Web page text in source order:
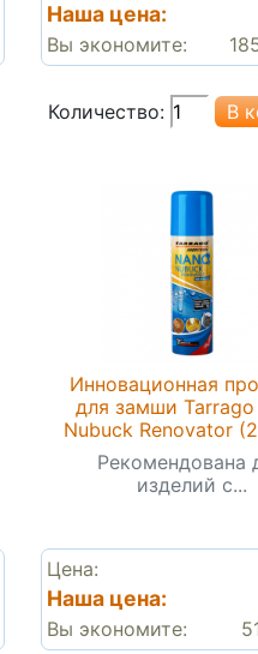
Наша цена:
Вы экономите:
Количество:
Инновационная
для замши Tarrago
Nubuck Renovator
Рекомендована
изделий с...
Цена:
Наша цена:
Вы экономите: